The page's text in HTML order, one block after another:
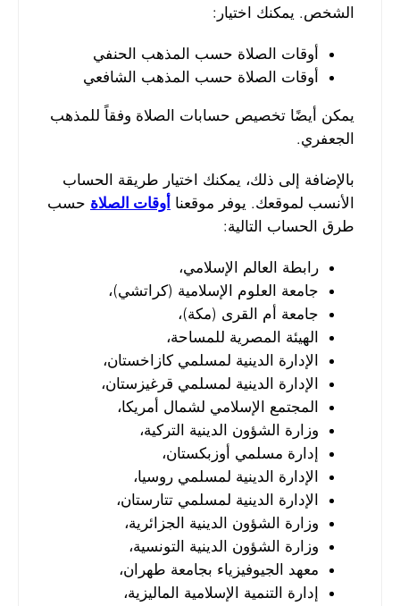
الشخص. يمكنك اختيار:
أوقات الصلاة حسب المذهب الحنفي
أوقات الصلاة حسب المذهب الشافعي
يمكن أيضًا تخصيص حسابات الصلاة وفقاً للمذهب
الجعفري.
بالإضافة إلى ذلك، يمكنك اختيار طريقة الحساب
الأنسب لموقعك. يوفر موقعنا أوقات الصلاة حسب
طرق الحساب التالية:
رابطة العالم الإسلامي،
جامعة العلوم الإسلامية (كراتشي)،
جامعة أم القرى (مكة)،
الهيئة المصرية للمساحة،
الإدارة الدينية لمسلمي كازاخستان،
الإدارة الدينية لمسلمي قرغيزستان،
المجتمع الإسلامي لشمال أمريكا،
وزارة الشؤون الدينية التركية،
إدارة مسلمي أوزبكستان،
الإدارة الدينية لمسلمي روسيا،
الإدارة الدينية لمسلمي تتارستان،
وزارة الشؤون الدينية الجزائرية،
وزارة الشؤون الدينية التونسية،
معهد الجيوفيزياء بجامعة طهران،
إدارة التنمية الإسلامية الماليزية،